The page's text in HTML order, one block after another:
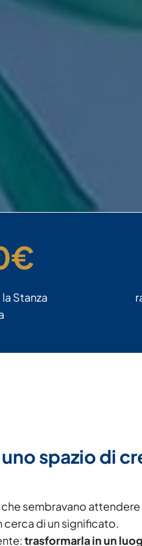
€
Stanza
spazio di
che sembravano attendere
cerca di un significato.
trasformarla in un